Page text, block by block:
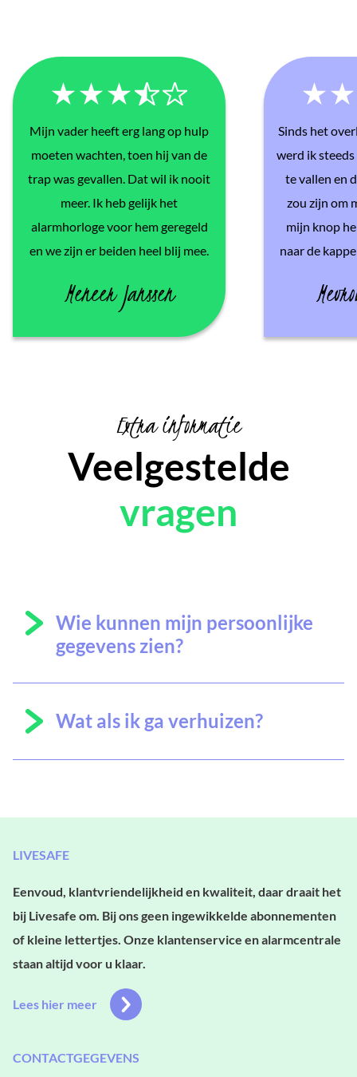
Mijn vader heeft erg lang op hulp
moeten wachten, toen hij van de
trap was gevallen. Dat wil ik nooit
meer. Ik heb gelijk het
alarmhorloge voor hem geregeld
en we zijn er beiden heel blij mee.
Meneer Janssen
Sinds het
werd ik
te vallen en
zou zijn om
mijn knop
naar de
Extra informatie
Veelgestelde
vragen
Wie kunnen mijn persoonlijke
gegevens zien?
Wat als ik ga verhuizen?
LIVESAFE
Eenvoud, klantvriendelijkheid en kwaliteit, daar draait het
bij Livesafe om. Bij ons geen ingewikkelde abonnementen
of kleine lettertjes. Onze klantenservice en alarmcentrale
staan altijd voor u klaar.
Lees hier meer
CONTACTGEGEVENS